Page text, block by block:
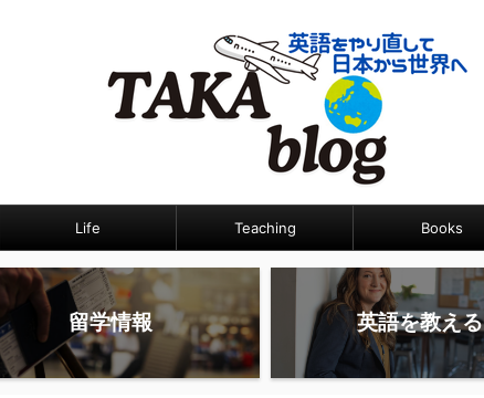
Life Teaching Books
留学情報 英語を教える